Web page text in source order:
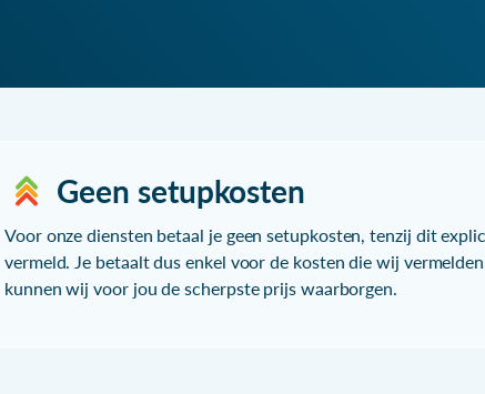
Geen setupkosten
Voor onze diensten betaal je geen setupkosten, tenzij dit
vermeld. Je betaalt dus enkel voor de kosten die wij
kunnen wij voor jou de scherpste prijs waarborgen.